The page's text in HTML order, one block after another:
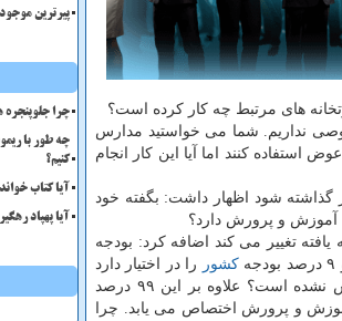
های مرتبط چه كار كرده است؟
نداریم. شما می خواستید مدارس
استفاده كنند اما آیا این كار انجام
گذاشته شود اظهار داشت: بگفته خود
یافته تغییر می كند اضافه كرد: بودجه
كشور
را در اختیار دارد
اما چرا ما هر سال كاهش بودجه داریم و چرا حقوق دانشجویان دانشگاه فرهنگیان امسال شامل افزایش نشده است؟ علاوه بر این ۹۹ درصد
و پرورش اختصاص می یابد. چرا
پیرترین موجود جهان در
چرا
چه طور با
کنیم؟
آیا کتاب
آیا پهپاد